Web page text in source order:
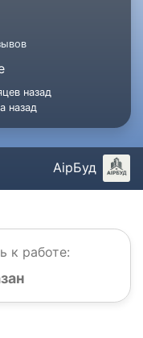
назад
назад
АірБуд
к работе: